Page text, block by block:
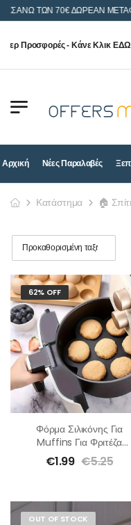
ΑΝΩ ΤΩΝ 70€ ΔΩΡΕΑΝ
Προσφορές - Κάνε Κλικ ΕΔΩ!
Αρχική Νέες Παραλαβές
Κατάστημα 🏠
62% OFF
Φόρμα Σιλικόνης Για
Muffins Για Φριτέζα
Αέρος
€1.99 €5.25
OUT OF STOCK